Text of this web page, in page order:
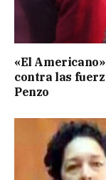
«El
contra las
Penzo